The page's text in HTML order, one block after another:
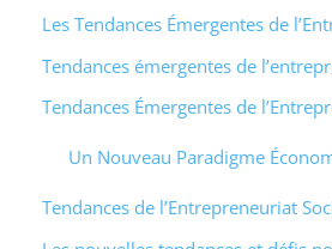
Les Tendances Émergentes de
Tendances émergentes de
Tendances Émergentes de
Un Nouveau Paradigme
Tendances de l’Entrepreneuriat